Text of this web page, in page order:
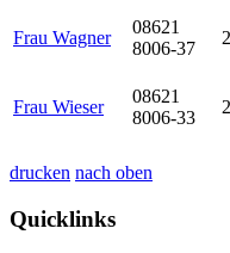
Frau Wagner
08621
8006-37
Frau Wieser
08621
8006-33
drucken nach oben
Quicklinks